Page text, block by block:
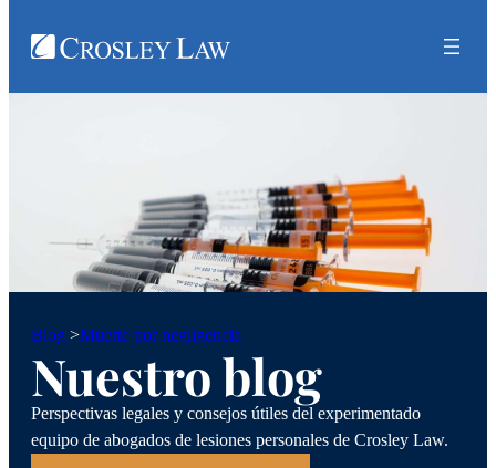
Blog >Muerte por negligencia
Nuestro blog
Perspectivas legales y consejos útiles del experimentado
equipo de abogados de lesiones personales de Crosley Law.